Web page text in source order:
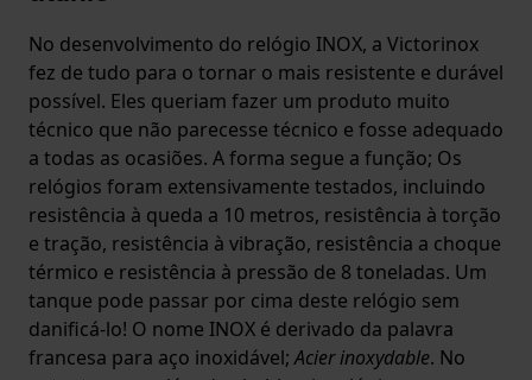
No desenvolvimento do relógio INOX, a Victorinox
fez de tudo para o tornar o mais resistente e durável
possível. Eles queriam fazer um produto muito
técnico que não parecesse técnico e fosse adequado
a todas as ocasiões. A forma segue a função; Os
relógios foram extensivamente testados, incluindo
resistência à queda a 10 metros, resistência à torção
e tração, resistência à vibração, resistência a choque
térmico e resistência à pressão de 8 toneladas. Um
tanque pode passar por cima deste relógio sem
danificá-lo! O nome INOX é derivado da palavra
francesa para aço inoxidável;Acier inoxydable. No